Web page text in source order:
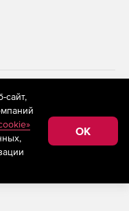
применяются
технологии
сбора,
к
Федерации)
сайт,
OK